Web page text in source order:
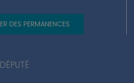
DES PERMANENCES